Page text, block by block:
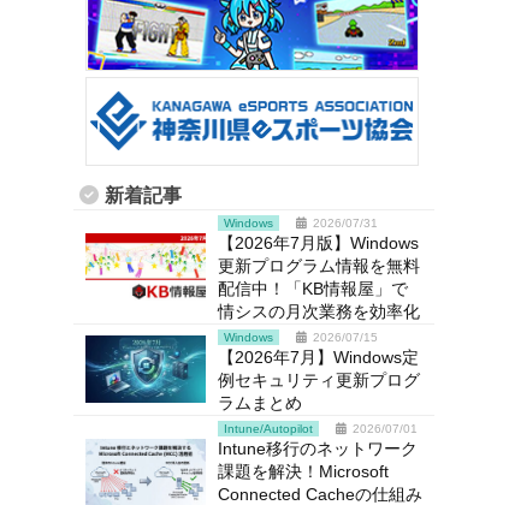
新着記事
Windows 2026/07/31
【2026年7月版】Windows
更新プログラム情報を無料
配信中！「KB情報屋」で
情シスの月次業務を効率化
Windows 2026/07/15
【2026年7月】Windows定
例セキュリティ更新プログ
ラムまとめ
Intune/Autopilot 2026/07/01
Intune移行のネットワーク
課題を解決！Microsoft
Connected Cacheの仕組み